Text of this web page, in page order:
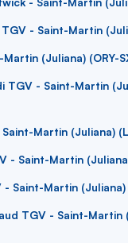
- Saint-Martin
(Juliana) (ORY-
TGV - Saint-Martin
Martin (Juliana)
- Saint-Martin
Saint-Martin (Juliana)
TGV - Saint-Martin